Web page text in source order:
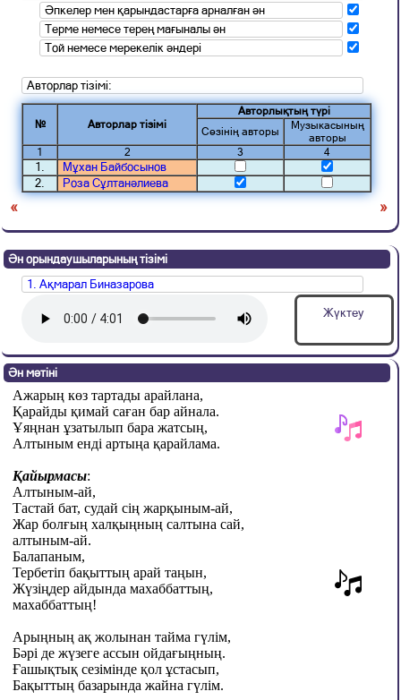
Әпкелер мен қарындастарға арналған ән
Терме немесе терең мағыналы ән
Той немесе мерекелік әндері
Авторлар тізімі:
№ Авторлар тізімі
Авторлықтың түрі
Сөзінің авторы
Музыкасының
авторы
1
2 3 4
1.
Мұхан Байбосынов
2.
Роза Сұлтанәлиева
« »
Ән орындаушыларының тізімі
1. Ақмарал Биназарова
Жүктеу
Ән мәтіні
Ажарың көз тартады арайлана,
Қарайды қимай саған бар айнала.
Ұяңнан ұзатылып бара жатсың,
Алтыным енді артыңа қарайлама.
Қайырмасы:
Алтыным-ай,
Тастай бат, судай сің жарқыным-ай,
Жар болғың халқыңның салтына сай,
алтыным-ай.
Балапаным,
Тербетіп бақыттың арай таңын,
Жүзіңдер айдында махаббаттың,
махаббаттың!
Арыңның ақ жолынан тайма гүлім,
Бәрі де жүзеге ассын ойдағыңның.
Ғашықтық сезімінде қол ұстасып,
Бақыттың базарында жайна гүлім.